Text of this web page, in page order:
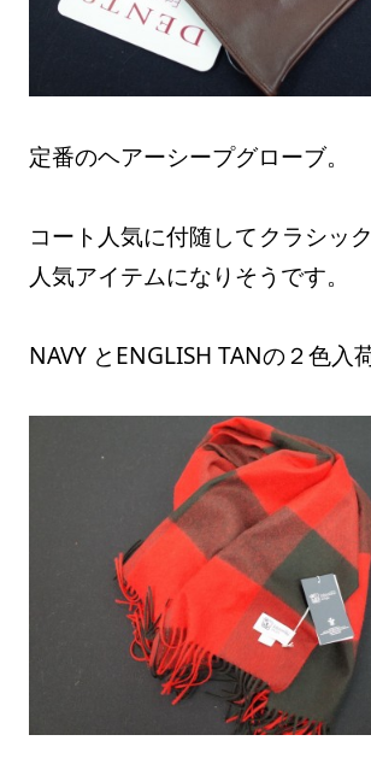
定番のヘアーシープグローブ。
コート人気に付随してクラシッ
人気アイテムになりそうです。
NAVY とENGLISH TANの２色入